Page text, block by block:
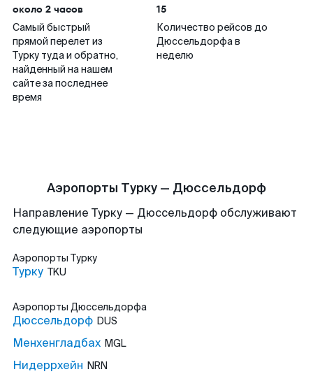
около 2 часов
Самый быстрый
прямой перелет из
Турку туда и обратно,
найденный на нашем
сайте за последнее
время
15
Количество рейсов до
Дюссельдорфа в
неделю
Аэропорты Турку — Дюссельдорф
Направление Турку — Дюссельдорф обслуживают
следующие аэропорты
Аэропорты Турку
Турку TKU
Аэропорты Дюссельдорфа
Дюссельдорф DUS
Менхенгладбах MGL
Нидеррхейн NRN